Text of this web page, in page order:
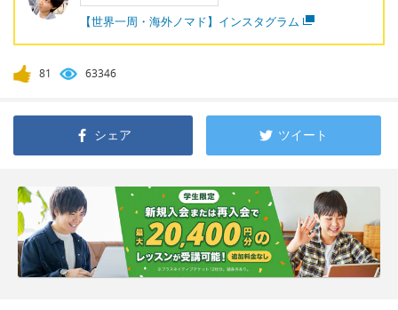
【世界一周・海外ノマド】インスタグラム
81 63346
シェア ツイート